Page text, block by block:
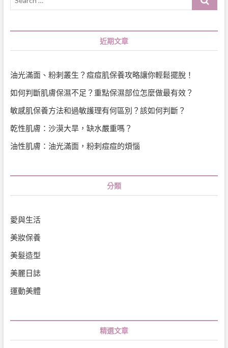
近期文章
油光滿面、粉刺叢生？痘痘肌保養攻略讓你輕鬆擺脫！
如何判斷肌膚保濕不足？重點保濕部位怎麼做最有效？
敏感肌保養方法和過敏護理有何區別？該如何判斷？
乾性肌膚：沙漠大旱，缺水嚴重嗎？
油性肌膚：油光滿面，粉刺痘痘的煩惱
分類
愛與生活
美妝保養
美髮造型
美麗日誌
運動美體
精選文章